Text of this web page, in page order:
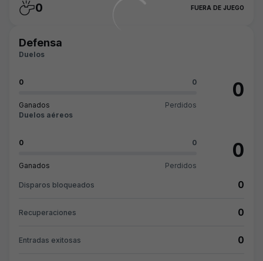
0 FUERA DE JUEGO
Defensa
Duelos
0 0
Ganados Perdidos
0
Duelos aéreos
0 0
Ganados Perdidos
0
Disparos bloqueados 0
Recuperaciones 0
Entradas exitosas 0